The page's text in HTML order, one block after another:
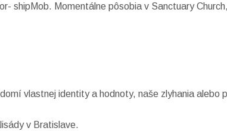
shipMob. Momentálne pôsobia v Sanctuary
vlastnej identity a hodnoty, naše zlyhania
v Bratislave.